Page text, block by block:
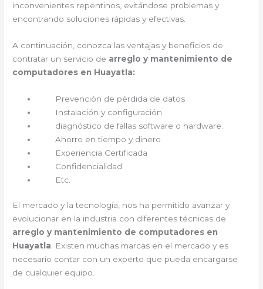
inconvenientes repentinos, evitándose problemas y
encontrando soluciones rápidas y efectivas.
A continuación, conozca las ventajas y beneficios de
contratar un servicio de arreglo y mantenimiento de
computadores en Huayatla:
Prevención de pérdida de datos
Instalación y configuración
diagnóstico de fallas software o hardware.
Ahorro en tiempo y dinero
Experiencia Certificada
Confidencialidad
Etc.
El mercado y la tecnología, nos ha permitido avanzar y
evolucionar en la industria con diferentes técnicas de
arreglo y mantenimiento de computadores en
Huayatla. Existen muchas marcas en el mercado y es
necesario contar con un experto que pueda encargarse
de cualquier equipo.